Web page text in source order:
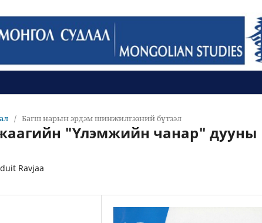
/ Багш нарын эрдэм шинжилгээний бүтээл
"Үлэмжийн чанар" дууны
Ravjaa